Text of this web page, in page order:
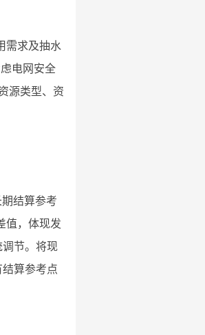
需求及抽水
电网安全
源类型、资
结算参考
值，体现发
节。将现
算参考点